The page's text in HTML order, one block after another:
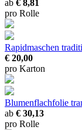
ab € 8,81
pro Rolle
Rapidmaschen
€ 20,00
pro Karton
Blumenflachfolie
ab € 30,13
pro Rolle